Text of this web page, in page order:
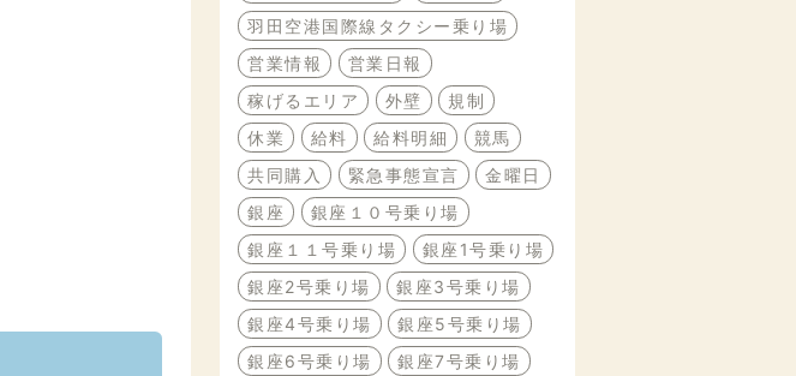
羽田空港国際線タクシー乗り場
営業情報
営業日報
稼げるエリア
外壁
規制
休業
給料 給料明細
競馬
共同購入
緊急事態宣言
金曜日
銀座
銀座１０号乗り場
銀座１１号乗り場
銀座1号乗り場
銀座2号乗り場
銀座3号乗り場
銀座4号乗り場
銀座5号乗り場
銀座6号乗り場
銀座7号乗り場